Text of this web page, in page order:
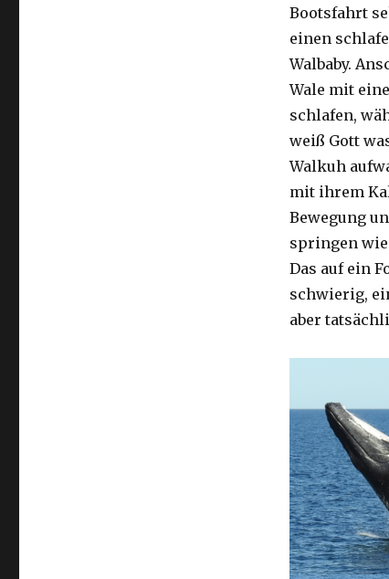
Bootsfahrt
einen
Walbaby.
Wale mit
schlafen,
weiß Gott
Walkuh
mit ihrem
Bewegung
springen
Das auf ein
schwierig,
aber